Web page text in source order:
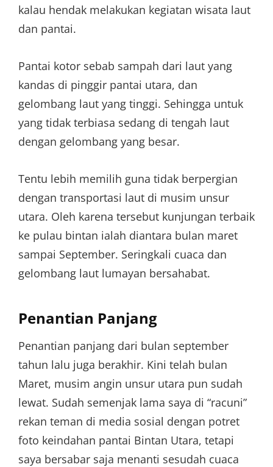
kalau hendak melakukan kegiatan wisata laut
dan pantai.
Pantai kotor sebab sampah dari laut yang
kandas di pinggir pantai utara, dan
gelombang laut yang tinggi. Sehingga untuk
yang tidak terbiasa sedang di tengah laut
dengan gelombang yang besar.
Tentu lebih memilih guna tidak berpergian
dengan transportasi laut di musim unsur
utara. Oleh karena tersebut kunjungan terbaik
ke pulau bintan ialah diantara bulan maret
sampai September. Seringkali cuaca dan
gelombang laut lumayan bersahabat.
Penantian Panjang
Penantian panjang dari bulan september
tahun lalu juga berakhir. Kini telah bulan
Maret, musim angin unsur utara pun sudah
lewat. Sudah semenjak lama saya di “racuni”
rekan teman di media sosial dengan potret
foto keindahan pantai Bintan Utara, tetapi
saya bersabar saja menanti sesudah cuaca